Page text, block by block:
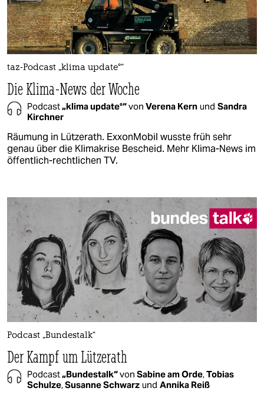
taz-Podcast „klima update°“
Die Klima-News der Woche
Podcast„klima update°“von Verena Kern und Sandra
Kirchner
Räumung in Lützerath. ExxonMobil wusste früh sehr
genau über die Klimakrise Bescheid. Mehr Klima-News im
öffentlich-rechtlichen TV.
Podcast „Bundestalk“
Der Kampf um Lützerath
Podcast„Bundestalk“von Sabine am Orde,Tobias
Schulze,Susanne Schwarz und Annika Reiß